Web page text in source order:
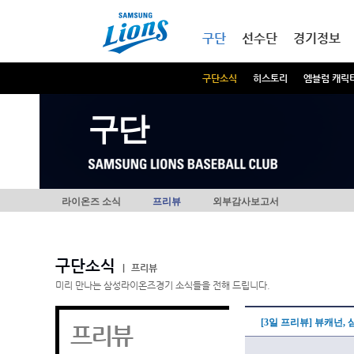
구단
구단소식 히스토리 엠블럼 캐릭
선수단 경기정보
구단
라이온즈 소식 프리뷰 외부감사보고서
구단소식
프리뷰
미리 만나는 삼성라이온즈경기 소식들을 전해 드립니다.
프리뷰 [3일 프리뷰] 뷰캐넌,